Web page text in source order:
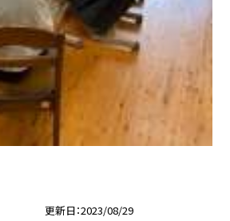
更新日 2023/08/29